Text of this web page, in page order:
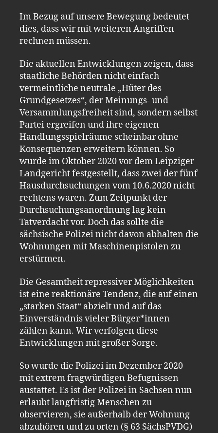
Im Bezug auf unsere Bewegung bedeutet
dies, dass wir mit weiteren Angriffen
rechnen müssen.
Die aktuellen Entwicklungen zeigen, dass
staatliche Behörden nicht einfach
vermeintliche neutrale „Hüter des
Grundgesetzes“, der Meinungs- und
Versammlungsfreiheit sind, sondern selbst
Partei ergreifen und ihre eigenen
Handlungsspielräume scheinbar ohne
Konsequenzen erweitern können. So
wurde im Oktober 2020 vor dem Leipziger
Landgericht festgestellt, dass zwei der fünf
Hausdurchsuchungen vom 10.6.2020 nicht
rechtens waren. Zum Zeitpunkt der
Durchsuchungsanordnung lag kein
Tatverdacht vor. Doch das sollte die
sächsische Polizei nicht davon abhalten die
Wohnungen mit Maschinenpistolen zu
erstürmen.
Die Gesamtheit repressiver Möglichkeiten
ist eine reaktionäre Tendenz, die auf einen
„starken Staat“ abzielt und auf das
Einverständnis vieler Bürger*innen
zählen kann. Wir verfolgen diese
Entwicklungen mit großer Sorge.
So wurde die Polizei im Dezember 2020
mit extrem fragwürdigen Befugnissen
austattet. Es ist der Polizei in Sachsen nun
erlaubt langfristig Menschen zu
observieren, sie außerhalb der Wohnung
abzuhören und zu orten (§ 63 SächsPVDG)